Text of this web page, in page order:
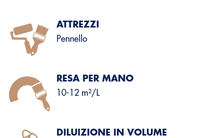
ATTREZZI
Pennello
RESA PER MANO
10-12 m²/L
DILUIZIONE IN VOLUME